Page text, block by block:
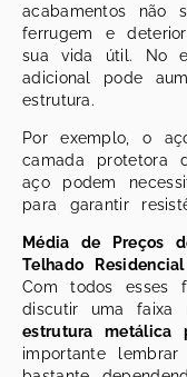
acabamentos não
ferrugem e
sua vida útil. No
adicional pode
estrutura.
Por exemplo, o
camada protetora
aço podem
para garantir
Média de Preços
Telhado Residencial
Com todos esses
discutir uma faixa
estrutura metálica
importante